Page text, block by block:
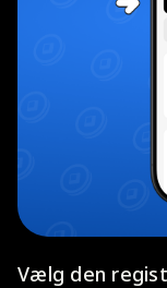
Vælg den